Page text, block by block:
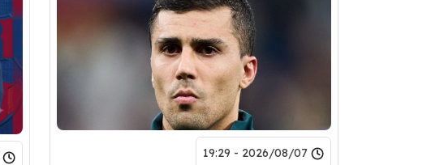
2026/08/07 - 19:29